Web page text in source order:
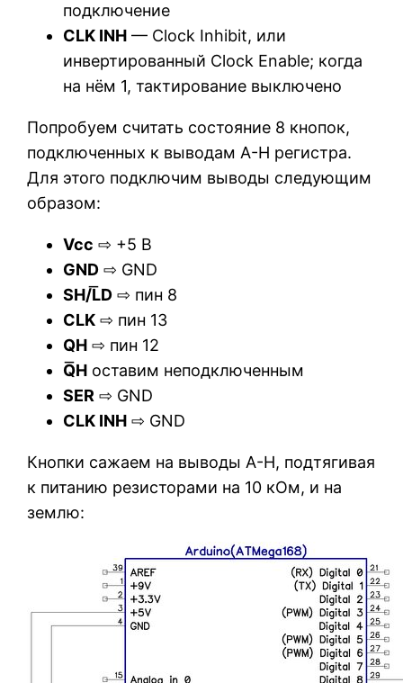
подключение
CLK INH — Clock Inhibit, или
инвертированный Clock Enable; когда
на нём 1, тактирование выключено
Попробуем считать состояние 8 кнопок,
подключенных к выводам A-H регистра.
Для этого подключим выводы следующим
образом:
Vcc ⇨ +5 В
GND ⇨ GND
SH/L͞D ⇨ пин 8
CLK ⇨ пин 13
QH ⇨ пин 12
Q͞H оставим неподключенным
SER ⇨ GND
CLK INH ⇨ GND
Кнопки сажаем на выводы A-H, подтягивая
к питанию резисторами на 10 кОм, и на
землю: